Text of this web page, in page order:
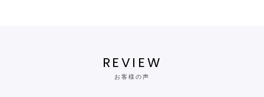
REVIEW
お客様の声